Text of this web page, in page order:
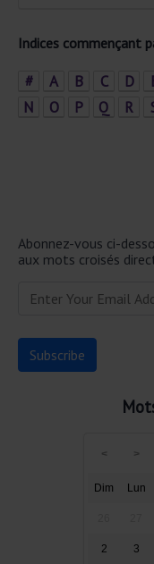
Indices commençant
# A B C D
N
O P Q R
Abonnez-vous ci-
aux mots croisés
Dim Lun
2 3